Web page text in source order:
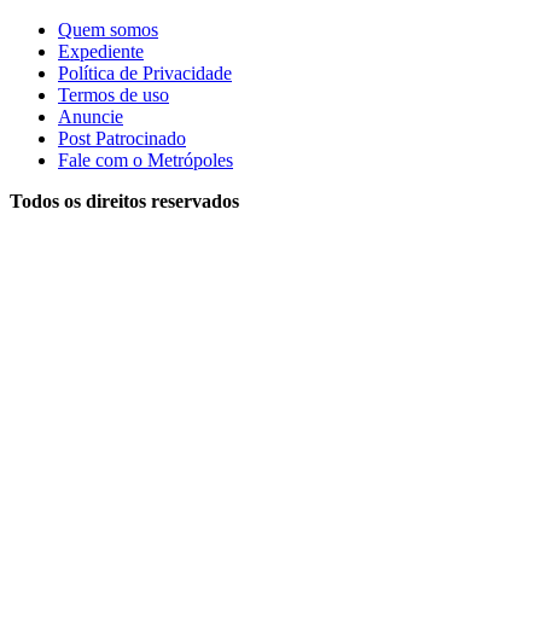
Quem somos
Expediente
Política de Privacidade
Termos de uso
Anuncie
Post Patrocinado
Fale com o Metrópoles
Todos os direitos reservados